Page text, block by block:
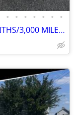
• • • • • • •
2013 VOLVO S60 T5, SUNROOF, 3 MONTHS/3,000 MILE POWER TRAIN WARRANTY